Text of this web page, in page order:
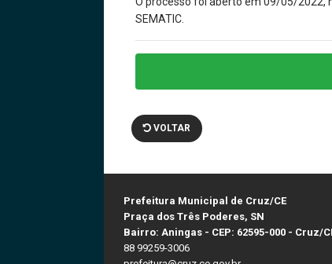
SEMATIC.
VOLTAR
Prefeitura Municipal de Cruz/CE
Praça dos Três Poderes, SN
Bairro: Aningas - CEP: 62595-000 - Cruz/
88 99259-3006